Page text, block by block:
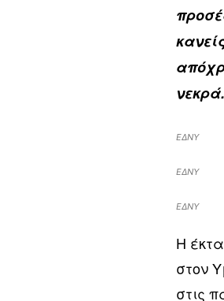
νεκρά.
ΕΔΝΥ
ΕΔΝΥ
ΕΔΝΥ
Η
στον
στις